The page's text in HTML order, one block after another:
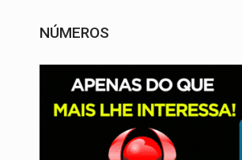
NÚMEROS